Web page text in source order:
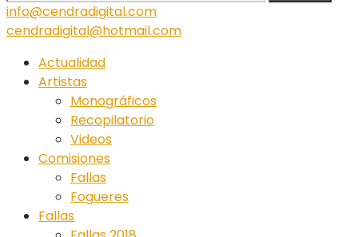
info@cendradigital.com
cendradigital@hotmail.com
Actualidad
Artistas
Monográficos
Recopilatorio
Videos
Comisiones
Fallas
Fogueres
Fallas